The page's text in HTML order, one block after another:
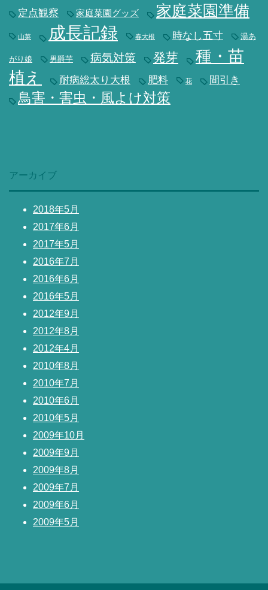
定点観察 家庭菜園グッズ 家庭菜園準備
山菜 成長記録 春大根 時なし五寸 湯あ
がり娘 男爵芋 病気対策 発芽
種・苗
植え
耐病総太り大根 肥料 花 間引き
鳥害・害虫・風よけ対策
アーカイブ
2018年5月
2017年6月
2017年5月
2016年7月
2016年6月
2016年5月
2012年9月
2012年8月
2012年4月
2010年8月
2010年7月
2010年6月
2010年5月
2009年10月
2009年9月
2009年8月
2009年7月
2009年6月
2009年5月